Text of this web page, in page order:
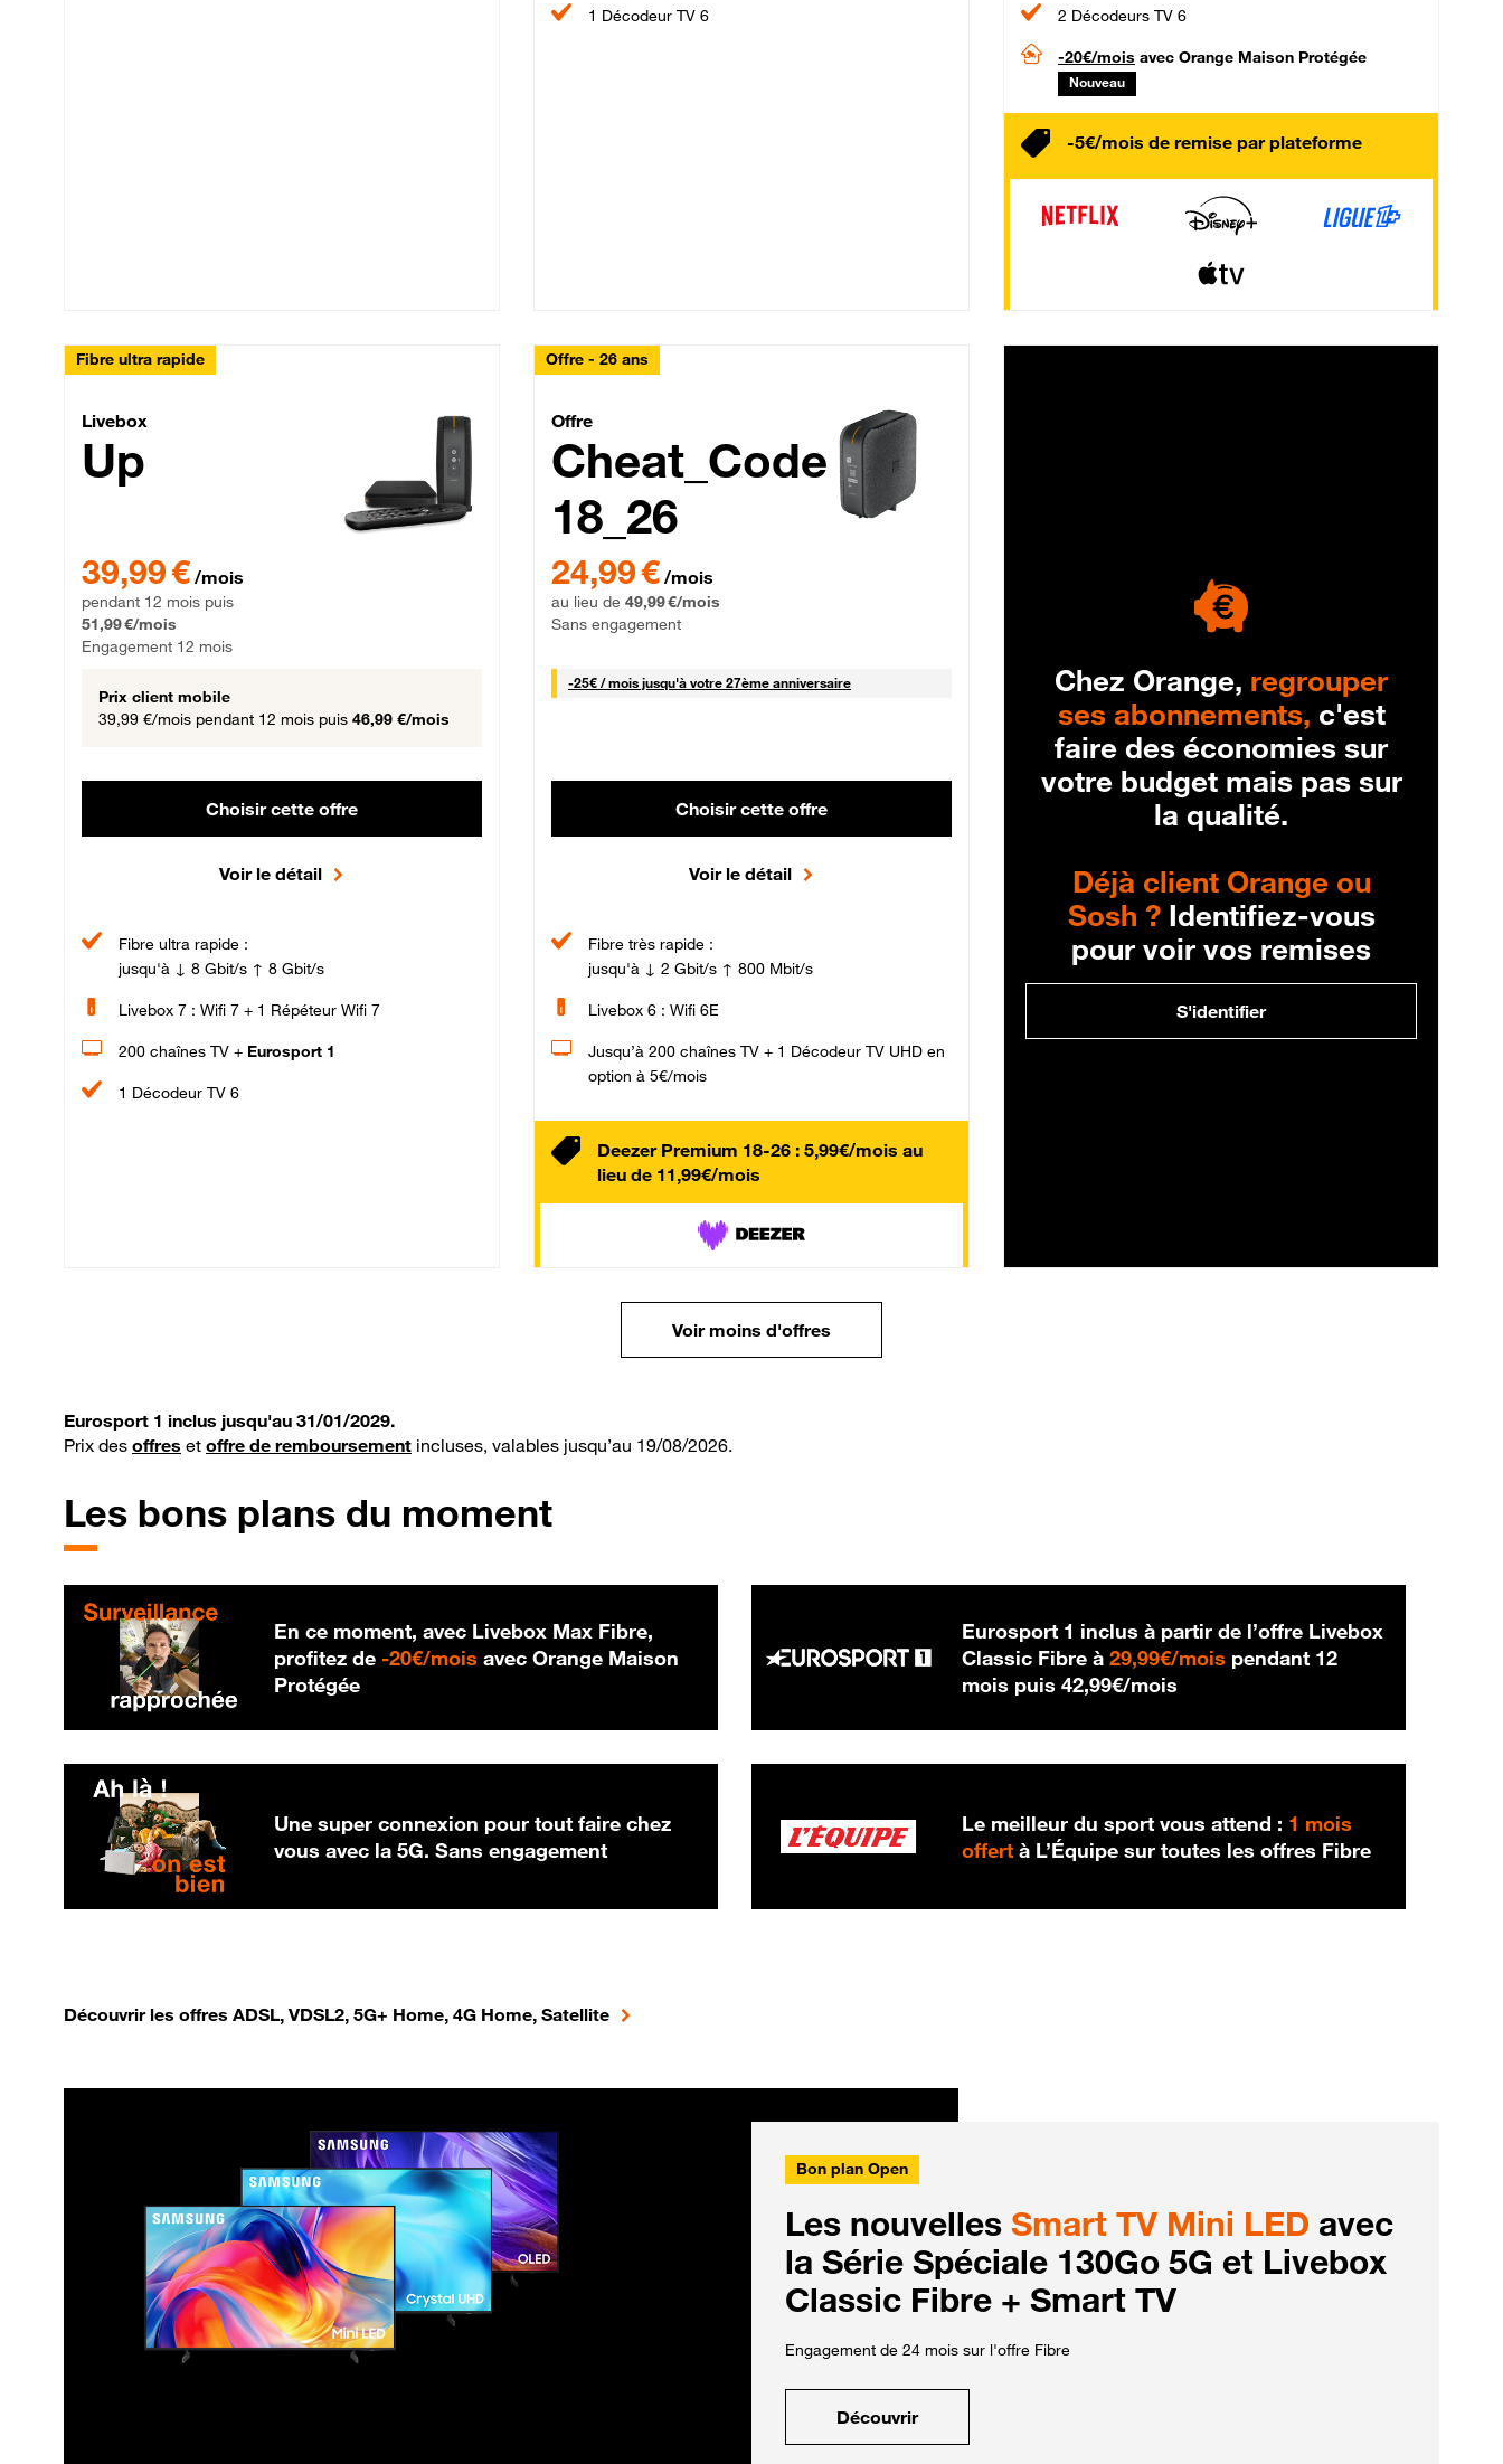
1 Décodeur TV 6 2 Décodeurs TV 6
-20€/mois avec Orange Maison Protégée
Nouveau
-5€/mois de remise par plateforme
Fibre ultra rapide
Livebox Up Fibre
Livebox
Up
39,99 € /mois
pendant 12 mois puis
51,99 €/mois
Engagement 12 mois
Prix client mobile
39,99 €/mois pendant 12 mois puis 46,99 €/mois
Choisir cette offre
Voir le détail
Fibre ultra rapide :
jusqu'à ↓ 8 Gbit/s ↑ 8 Gbit/s
Livebox 7 : Wifi 7 + 1 Répéteur Wifi 7
200 chaînes TV + Eurosport 1
1 Décodeur TV 6
Offre - 26 ans
Cheat_Code Fibre_18_26
Offre
Cheat_Code
18_26
24,99 € /mois
au lieu de 49,99 €/mois
Sans engagement
-25€ / mois25 € par mois
jusqu'à votre 27ème anniversaire
Choisir cette offre
Voir le détail
Fibre très rapide :
jusqu'à ↓ 2 Gbit/s ↑ 800 Mbit/s
Livebox 6 : Wifi 6E
Jusqu’à 200 chaînes TV + 1 Décodeur TV UHD en
option à 5€/mois
Deezer Premium 18-26 : 5,99€/mois au
lieu de 11,99€/mois
Chez Orange, regrouper
ses abonnements, c'est
faire des économies sur
votre budget mais pas sur
la qualité.
Déjà client Orange ou
Sosh ?Identifiez-vous
pour voir vos remises
S'identifier
Voir moins d'offres
Eurosport 1 inclus jusqu'au 31/01/2029.
Prix des offres et offre de remboursement incluses, valables jusqu’au 19/08/2026.
Les bons plans du moment
En ce moment, avec Livebox Max Fibre,
profitez de -20€/mois 20 € par mois
avec Orange Maison
Protégée
Eurosport 1 inclus à partir de l’offre Livebox
Classic Fibre à29,99€/mois 29,99 € par mois
pendant 12
mois puis42,99€/mois
Une super connexion pour tout faire chez
vous avec la 5G. Sans engagement
Le meilleur du sport vous attend : 1 mois
offert à L’Équipe sur toutes les offres Fibre
Découvrir les offres ADSL, VDSL2, 5G+ Home, 4G Home, Satellite
Bon plan Open
Les nouvelles Smart TV Mini LED avec
la Série Spéciale 130Go 5G et Livebox
Classic Fibre + Smart TV
Engagement de 24 mois sur l'offre Fibre
Découvrir